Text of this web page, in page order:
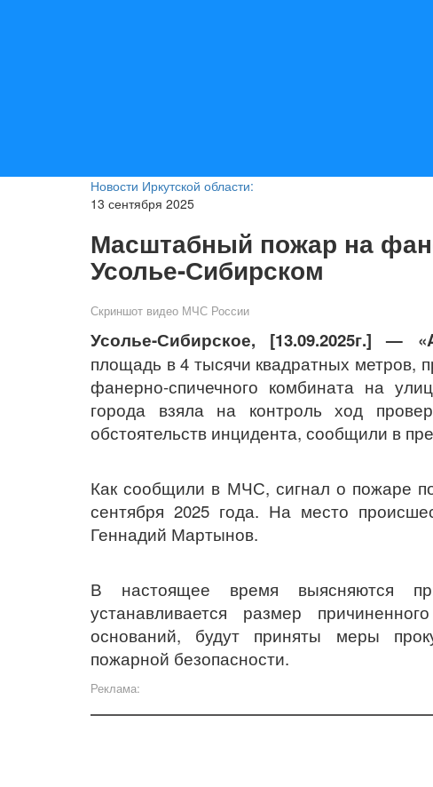
Новости Иркутской области:
13 сентября 2025
Масштабный пожар на
Усолье-Сибирском
Скриншот видео МЧС России
Усолье-Сибирское, [13.09.2025г.] —
площадь в 4 тысячи квадратных метров,
фанерно-спичечного комбината на
города взяла на контроль ход
обстоятельств инцидента, сообщили в
Как сообщили в МЧС, сигнал о пожаре
сентября 2025 года. На место
Геннадий Мартынов.
В настоящее время выясняются
устанавливается размер
оснований, будут приняты меры
пожарной безопасности.
Реклама: